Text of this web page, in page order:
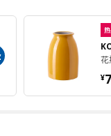
花
¥